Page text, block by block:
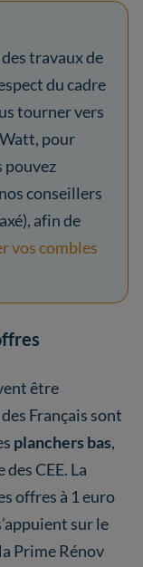
travaux de
du cadre
tourner vers
pour
pouvez
conseillers
afin de
vos combles
être
Français sont
planchers bas,
CEE. La
offres à 1 euro
sur le
Prime Rénov